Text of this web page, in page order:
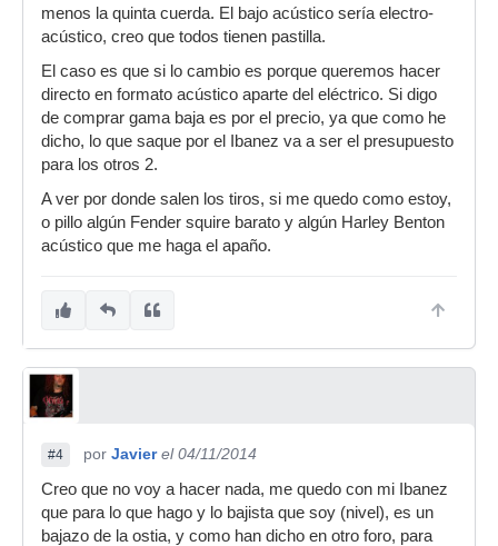
menos la quinta cuerda. El bajo acústico sería electro-
acústico, creo que todos tienen pastilla.
El caso es que si lo cambio es porque queremos hacer
directo en formato acústico aparte del eléctrico. Si digo
de comprar gama baja es por el precio, ya que como he
dicho, lo que saque por el Ibanez va a ser el presupuesto
para los otros 2.
A ver por donde salen los tiros, si me quedo como estoy,
o pillo algún Fender squire barato y algún Harley Benton
acústico que me haga el apaño.
#4 por Javier el 04/11/2014
Creo que no voy a hacer nada, me quedo con mi Ibanez
que para lo que hago y lo bajista que soy (nivel), es un
bajazo de la ostia, y como han dicho en otro foro, para